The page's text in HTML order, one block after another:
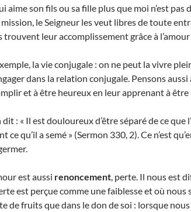
aime son fils ou sa fille plus que moi n’est pas
le Seigneur les veut libres de toute
trouvent leur accomplissement grâce à
la vie conjugale : on ne peut la vivre
dans la relation conjugale. Pensons
et à être heureux en leur apprenant à
: « Il est douloureux d’être séparé de ce que
ce qu’il a semé » (Sermon 330, 2). Ce n’est
est aussi renoncement, perte. Il nous est
est perçue comme une faiblesse et où
de fruits que dans le don de soi : lorsque